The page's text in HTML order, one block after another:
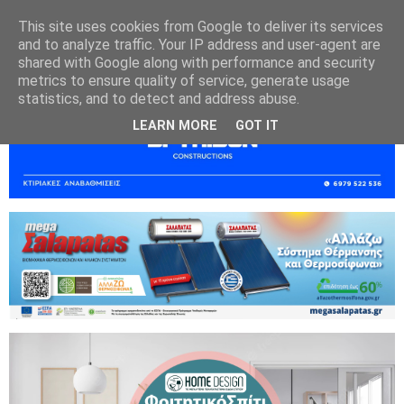
This site uses cookies from Google to deliver its services
and to analyze traffic. Your IP address and user-agent are
shared with Google along with performance and security
metrics to ensure quality of service, generate usage
statistics, and to detect and address abuse.
LEARN MORE GOT IT